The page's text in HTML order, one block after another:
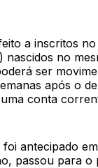
a inscritos
no
ser
após o
conta
antecipado
passou para o